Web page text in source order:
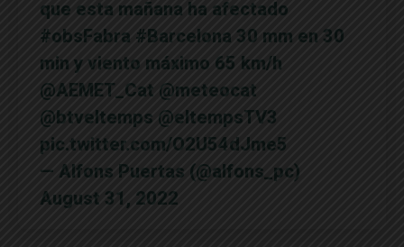
que esta mañana ha afectado
#obsFabra #Barcelona 30 mm en 30
min y viento máximo 65 km/h
@AEMET_Cat @meteocat
@btveltemps @eltempsTV3
pic.twitter.com/O2U54dJme5
— Alfons Puertas (@alfons_pc)
August 31, 2022